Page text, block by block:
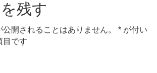
残す
開されることはありません。 * が付い
目です